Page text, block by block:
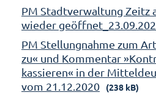
PM Stadtverwaltung Zeitz
wieder
PM Stellungnahme zum
zu« und Kommentar
kassieren« in der
vom 21.12.2020
(238 kB)